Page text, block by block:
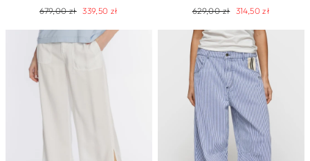
Regularna
679,00 zł
Cena
339,50 zł
Regularna
629,00 zł
Cena
314,50 zł